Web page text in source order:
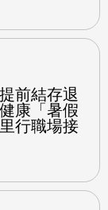
前結存退
康「暑假
行職場接